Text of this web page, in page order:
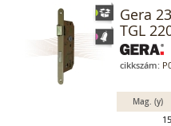
Gera
TGL
cikkszám:
Mag. (y)